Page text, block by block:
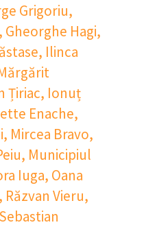
Grigoriu,
, Gheorghe Hagi,
, Ilinca
Țiriac, Ionuț
Enache,
, Mircea Bravo,
, Municipiul
Iuga, Oana
, Răzvan Vieru,
Sebastian